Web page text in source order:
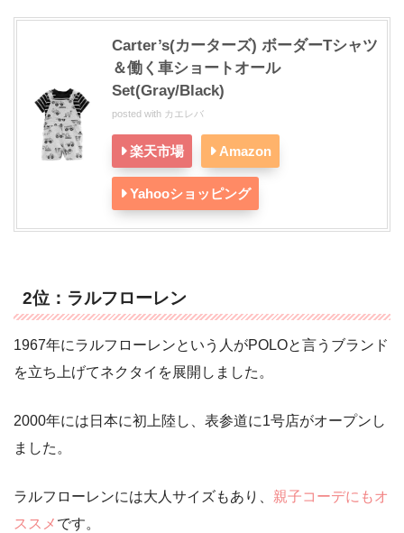
Carter’s(カーターズ) ボーダーTシャツ
＆働く車ショートオール
Set(Gray/Black)
posted with カエレバ
楽天市場 Amazon
Yahooショッピング
2位：ラルフローレン
1967年にラルフローレンという人がPOLOと言うブランド
を立ち上げてネクタイを展開しました。
2000年には日本に初上陸し、表参道に1号店がオープンし
ました。
ラルフローレンには大人サイズもあり、 親子コーデにもオ
ススメ です。